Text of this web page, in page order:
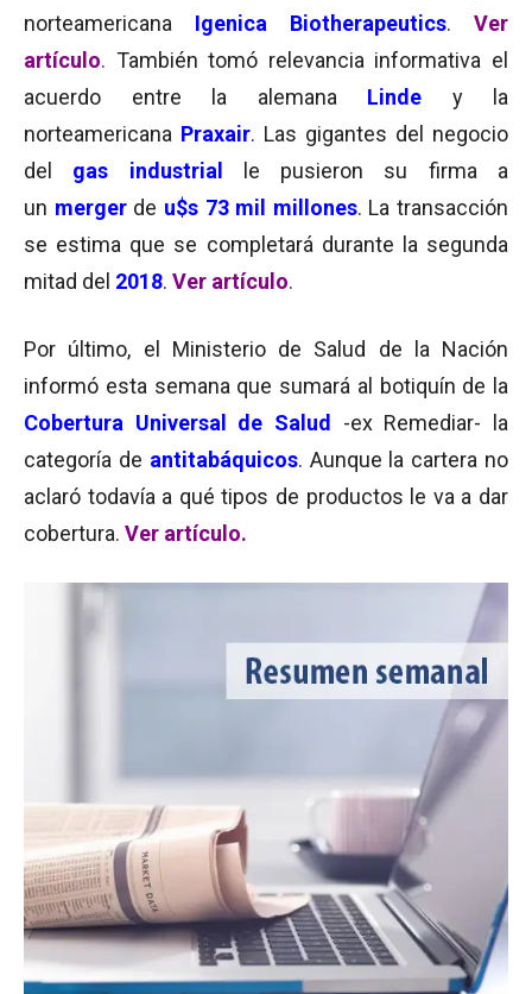
norteamericana
Igenica Biotherapeutics. Ver
artículo. También tomó relevancia informativa el
acuerdo entre la alemana Linde
y la
norteamericana Praxair. Las gigantes del negocio
del
gas industrial
le pusieron su firma a
un merger de u$s 73 mil millones. La transacción
se estima que se completará durante la segunda
mitad del 2018. Ver artículo.
Por último, el Ministerio de Salud de la Nación
informó esta semana que sumará al botiquín de la
Cobertura Universal de Salud
-ex Remediar- la
categoría de antitabáquicos. Aunque la cartera no
aclaró todavía a qué tipos de productos le va a dar
cobertura. Ver artículo.